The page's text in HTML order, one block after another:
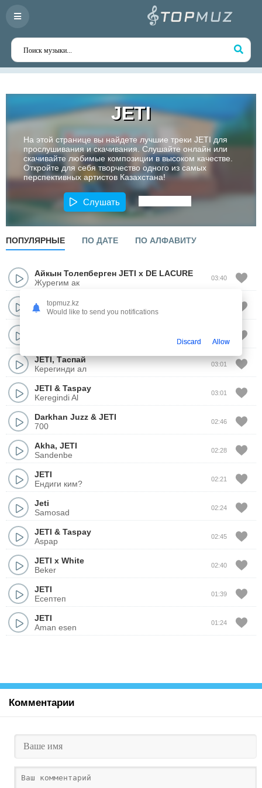
JETI
На этой странице вы найдете лучшие треки JETI для
прослушивания и скачивания. Слушайте онлайн или
скачивайте любимые композиции в высоком качестве.
Откройте для себя творчество одного из самых
перспективных артистов Казахстана!
Слушать
ПОПУЛЯРНЫЕ ПО ДАТЕ ПО АЛФАВИТУ
Айкын Толепберген JETI x DE LACURE
Журегим ак
03:40
BaGi x Jeti
Жулдыздардан сура
JETI,Таспай
Керегинди ал
03:01
JETI & Taspay
Keregindi Al
03:01
Darkhan Juzz & JETI
700
02:46
Akha, JETI
Sandenbe
02:28
JETI
Ендиги ким?
02:21
Jeti
Samosad
02:24
JETI & Taspay
Aspap
02:45
JETI x White
Beker
02:40
JETI
Есептеп
01:39
JETI
Aman esen
01:24
Комментарии
topmuz.kz
Would like to send you notifications
Discard Allow